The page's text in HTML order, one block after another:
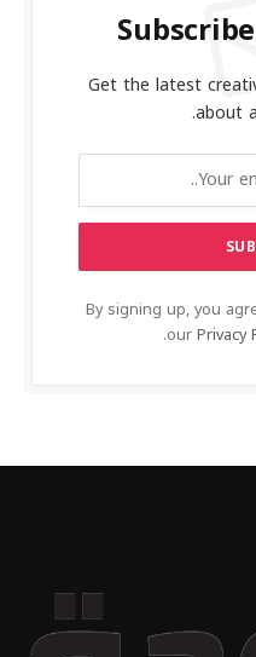
Get the latest
about
By signing up, you
ourPrivacy